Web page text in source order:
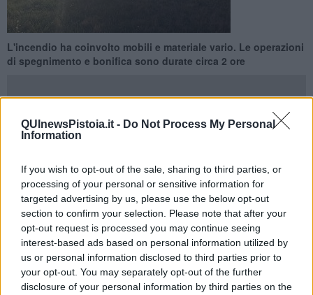
QUInewsPistoia.it - Do Not Process My Personal
Information
If you wish to opt-out of the sale, sharing to third parties, or
processing of your personal or sensitive information for
targeted advertising by us, please use the below opt-out
section to confirm your selection. Please note that after your
opt-out request is processed you may continue seeing
interest-based ads based on personal information utilized by
us or personal information disclosed to third parties prior to
your opt-out. You may separately opt-out of the further
disclosure of your personal information by third parties on the
L'incendio ha coinvolto mobili e materiale vario. Le operazioni
di spegnimento e bonifica sono durate circa 2 ore
ex mensa comunale di Pistoia a Sant'Agostino, in via Fermi.
L'allarme è scattato intorno alle 23 e sul posto sono intervenuti i
vigili del fuoco. La sala operativa ha inviato due squadre con Aps
ed autobotte in appoggio.
L'incendio ha coinvolto mobili, tavoli e materiale vario nella sala
della ex mensa. Non si registrano danni a persone, né problemi dal